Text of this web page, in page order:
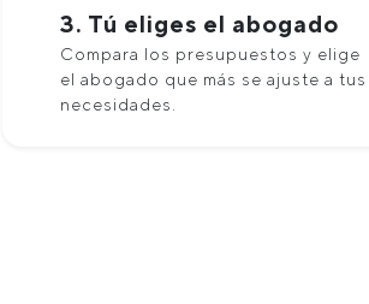
3. Tú eliges el abogado
Compara los presupuestos y elige
el abogado que más se ajuste a tus
necesidades.